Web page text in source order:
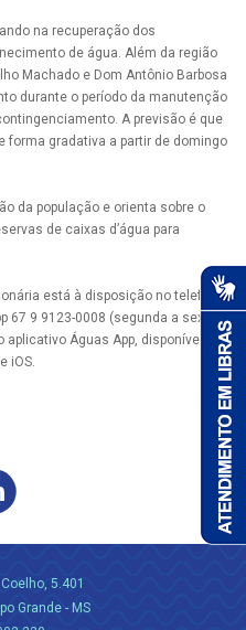
na recuperação dos
de água. Além da região
Machado e Dom Antônio Barbosa
durante o período da manutenção
A previsão é que
forma gradativa a partir de domingo
da população e orienta sobre o
de caixas d’água para
está à disposição no telefone
67 9 9123-0008 (segunda a sexta,
Águas App, disponível
iOS.
5.401
Grande - MS